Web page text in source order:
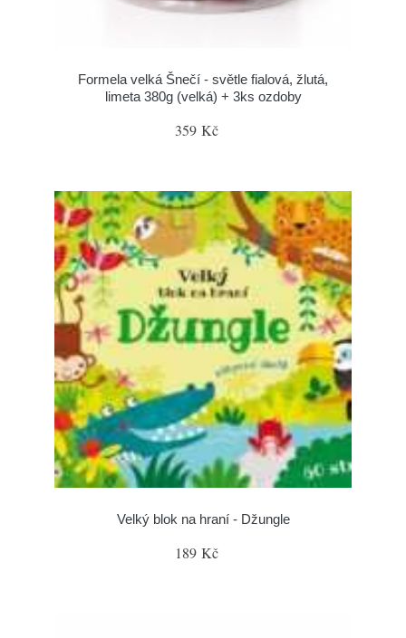
Formela velká Šnečí - světle fialová, žlutá,
limeta 380g (velká) + 3ks ozdoby
359 Kč
Velký blok na hraní - Džungle
189 Kč